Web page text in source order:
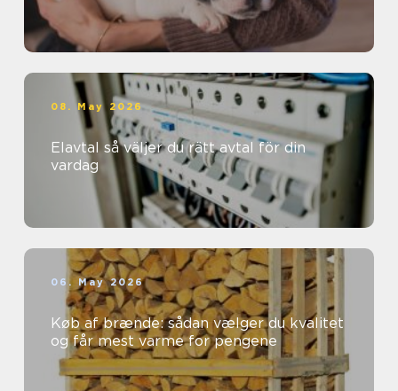
08. May 2026
Elavtal så väljer du rätt avtal för din
vardag
06. May 2026
Køb af brænde: sådan vælger du kvalitet
og får mest varme for pengene